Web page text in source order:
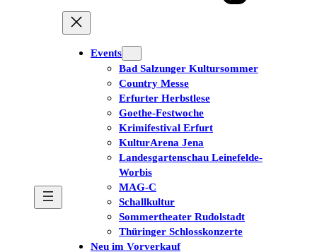
Events
Bad Salzunger Kultursommer
Country Messe
Erfurter Herbstlese
Goethe-Festwoche
Krimifestival Erfurt
KulturArena Jena
Landesgartenschau Leinefelde-
Worbis
MAG-C
Schallkultur
Sommertheater Rudolstadt
Thüringer Schlosskonzerte
Neu im Vorverkauf
Tickets kaufen